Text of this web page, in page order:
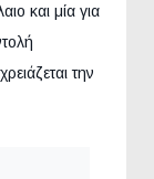
και μία για
την